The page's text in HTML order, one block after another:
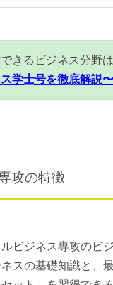
きるビジネス分野
学士号を徹底解説〜
攻の特徴
ビジネス専攻のビ
スの基礎知識と、